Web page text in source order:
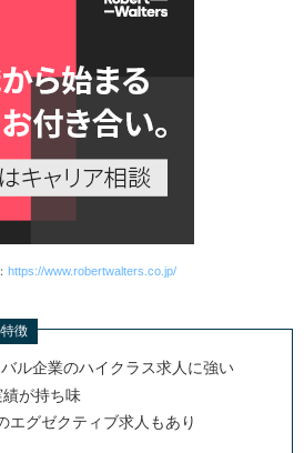
https://www.robertwalters.co.jp/
徴
ル企業のハイクラス求人に強い
が持ち味
エグゼクティブ求人もあり